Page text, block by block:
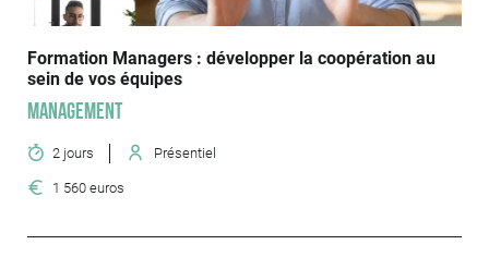
Formation Managers : développer la coopération au
sein de vos équipes
Management
2 jours Présentiel
1 560 euros